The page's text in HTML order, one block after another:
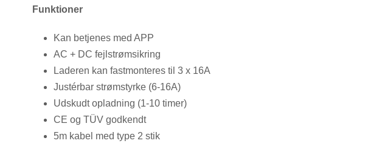
Funktioner
Kan betjenes med APP
AC + DC fejlstrømsikring
Laderen kan fastmonteres til 3 x 16A
Justérbar strømstyrke (6-16A)
Udskudt opladning (1-10 timer)
CE og TÜV godkendt
5m kabel med type 2 stik